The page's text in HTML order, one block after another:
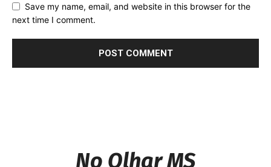
Save my name, email, and website in this browser for the
next time I comment.
No Olhar MS